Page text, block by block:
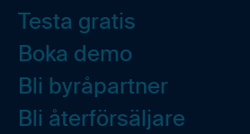
Testa gratis
Boka demo
Bli byråpartner
Bli återförsäljare